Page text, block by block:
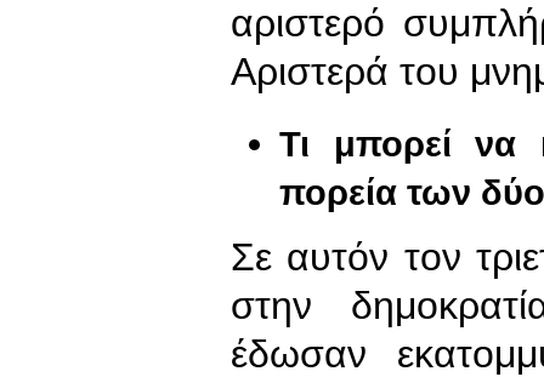
αριστερό
Αριστερά του
Τι μπορεί να
πορεία των
Σε αυτόν τον
στην
έδωσαν